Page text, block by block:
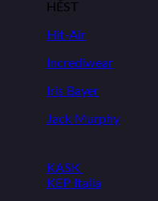
HÉST
Hit-Air
Incrediwear
Iris Bayer
Jack Murphy
KASK
KEP Italia